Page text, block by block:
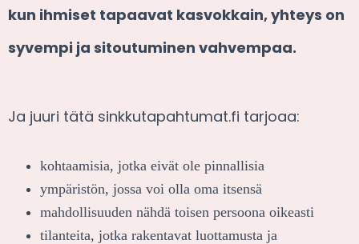
kun ihmiset tapaavat kasvokkain, yhteys on
syvempi ja sitoutuminen vahvempaa.
Ja juuri tätä sinkkutapahtumat.fi tarjoaa:
kohtaamisia, jotka eivät ole pinnallisia
ympäristön, jossa voi olla oma itsensä
mahdollisuuden nähdä toisen persoona oikeasti
tilanteita, jotka rakentavat luottamusta ja